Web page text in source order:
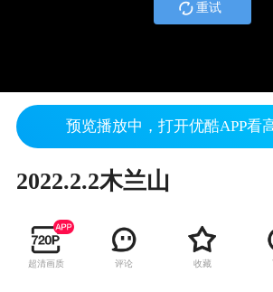
重试
预览播放中，打开优酷APP看
2022.2.2木兰山
超清画质 评论 收藏